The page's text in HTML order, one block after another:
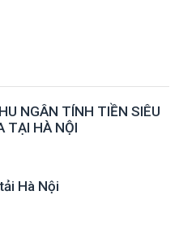
NGÂN TÍNH TIỀN SIÊU
TẠI HÀ NỘI
Hà Nội